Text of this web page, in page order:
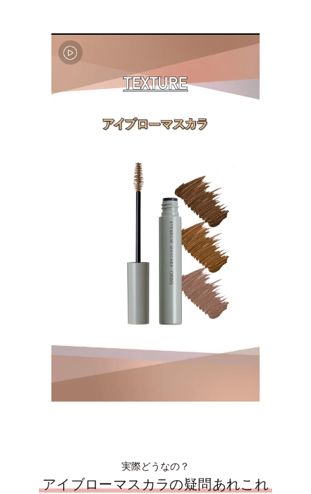
実際どうなの？
アイブローマスカラの疑問あれこれ